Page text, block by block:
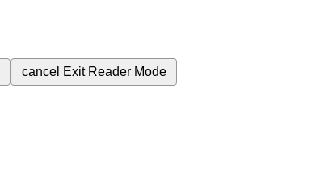
cancel Exit Reader Mode